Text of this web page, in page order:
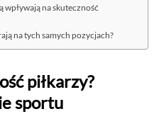
wpływają na skuteczność
na tych samych pozycjach?
piłkarzy?
sportu